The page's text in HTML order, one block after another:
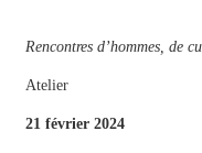
Rencontres d’hommes, de
Atelier
21 février 2024